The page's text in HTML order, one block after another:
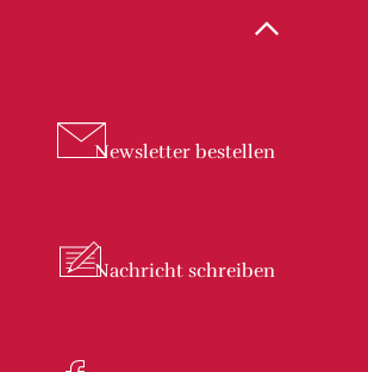
Newsletter bestellen
Nachricht schreiben